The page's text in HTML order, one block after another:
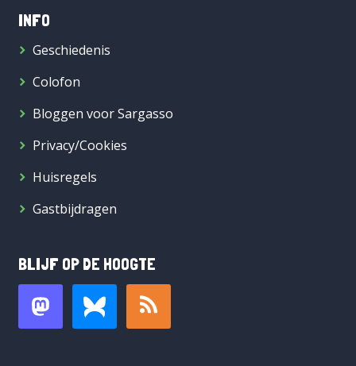
INFO
Geschiedenis
Colofon
Bloggen voor Sargasso
Privacy/Cookies
Huisregels
Gastbijdragen
BLIJF OP DE HOOGTE